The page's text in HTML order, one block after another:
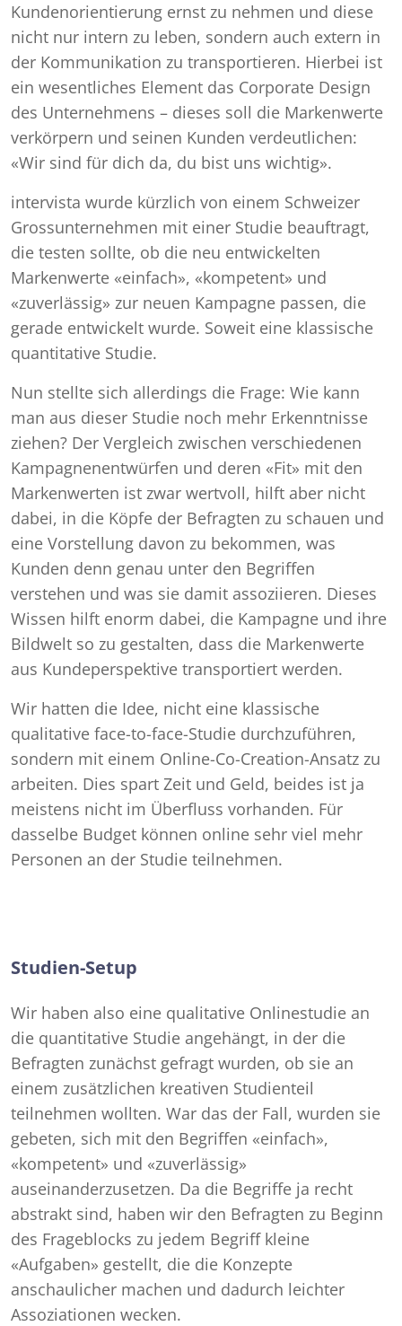
Kundenorientierung ernst zu nehmen und diese
nicht nur intern zu leben, sondern auch extern in
der Kommunikation zu transportieren. Hierbei ist
ein wesentliches Element das Corporate Design
des Unternehmens – dieses soll die Markenwerte
verkörpern und seinen Kunden verdeutlichen:
«Wir sind für dich da, du bist uns wichtig».
intervista wurde kürzlich von einem Schweizer
Grossunternehmen mit einer Studie beauftragt,
die testen sollte, ob die neu entwickelten
Markenwerte «einfach», «kompetent» und
«zuverlässig» zur neuen Kampagne passen, die
gerade entwickelt wurde. Soweit eine klassische
quantitative Studie.
Nun stellte sich allerdings die Frage: Wie kann
man aus dieser Studie noch mehr Erkenntnisse
ziehen? Der Vergleich zwischen verschiedenen
Kampagnenentwürfen und deren «Fit» mit den
Markenwerten ist zwar wertvoll, hilft aber nicht
dabei, in die Köpfe der Befragten zu schauen und
eine Vorstellung davon zu bekommen, was
Kunden denn genau unter den Begriffen
verstehen und was sie damit assoziieren. Dieses
Wissen hilft enorm dabei, die Kampagne und ihre
Bildwelt so zu gestalten, dass die Markenwerte
aus Kundeperspektive transportiert werden.
Wir hatten die Idee, nicht eine klassische
qualitative face-to-face-Studie durchzuführen,
sondern mit einem Online-Co-Creation-Ansatz zu
arbeiten. Dies spart Zeit und Geld, beides ist ja
meistens nicht im Überfluss vorhanden. Für
dasselbe Budget können online sehr viel mehr
Personen an der Studie teilnehmen.
Studien-Setup
Wir haben also eine qualitative Onlinestudie an
die quantitative Studie angehängt, in der die
Befragten zunächst gefragt wurden, ob sie an
einem zusätzlichen kreativen Studienteil
teilnehmen wollten. War das der Fall, wurden sie
gebeten, sich mit den Begriffen «einfach»,
«kompetent» und «zuverlässig»
auseinanderzusetzen. Da die Begriffe ja recht
abstrakt sind, haben wir den Befragten zu Beginn
des Frageblocks zu jedem Begriff kleine
«Aufgaben» gestellt, die die Konzepte
anschaulicher machen und dadurch leichter
Assoziationen wecken.